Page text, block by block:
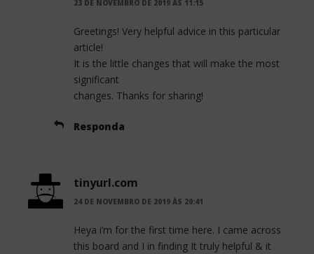
23 DE NOVEMBRO DE 2019 ÀS 11:15
Greetings! Very helpful advice in this particular
article!
It is the little changes that will make the most
significant
changes. Thanks for sharing!
Responda
tinyurl.com
24 DE NOVEMBRO DE 2019 ÀS 20:41
Heya i’m for the first time here. I came across
this board and I in finding It truly helpful & it